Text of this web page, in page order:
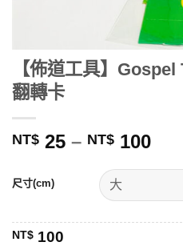
【佈道工具】
翻轉卡
NT$ 25 – NT$ 100價
圍
尺寸(cm)
NT$ 100